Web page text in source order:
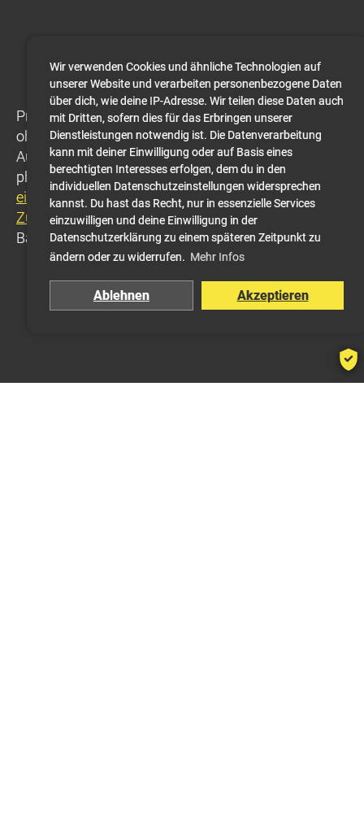
Wir verwenden Cookies und ähnliche Technologien auf
unserer Website und verarbeiten personenbezogene Daten
über dich, wie deine IP-Adresse. Wir teilen diese Daten auch
mit Dritten, sofern dies für das Erbringen unserer
Dienstleistungen notwendig ist. Die Datenverarbeitung
kann mit deiner Einwilligung oder auf Basis eines
berechtigten Interesses erfolgen, dem du in den
individuellen Datenschutzeinstellungen widersprechen
kannst. Du hast das Recht, nur in essenzielle Services
einzuwilligen und deine Einwilligung in der
Datenschutzerklärung zu einem späteren Zeitpunkt zu
ändern oder zu widerrufen. Mehr Infos
Ablehnen Akzeptieren
Praktisch jeder Taucher benutzt sie, vielfach leider
ohne genau zu wissen, was sie bedeuten, welche
Auswirkungen sie haben und welche physikalisch-
physiologischen Grundlagen dahinter stecken.
ein paar Überlegungen und Präsentation der
Zusammenhänge(Hinweis: Etwas mathematisches
Basiswissen ist hilfreich).